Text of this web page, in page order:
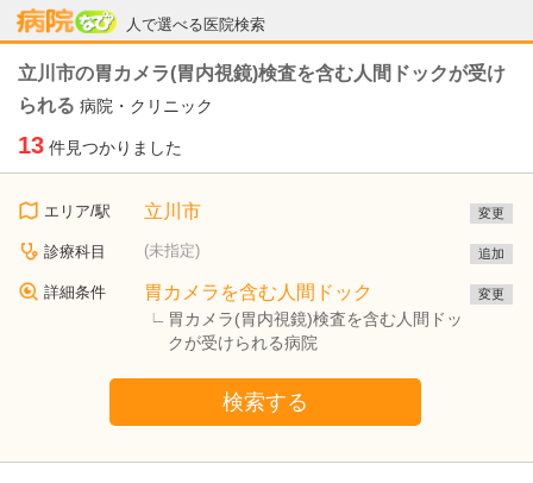
人で選べる医院検索
病院なび
立川市の胃カメラ(胃内視鏡)検査を含む人間ドックが受け
られる 病院・クリニック
13 件見つかりました
エリア/駅 立川市 変更
診療科目 (未指定) 追加
詳細条件 胃カメラを含む人間ドック
胃カメラ(胃内視鏡)検査を含む人間ドッ
クが受けられる病院
変更
検索する